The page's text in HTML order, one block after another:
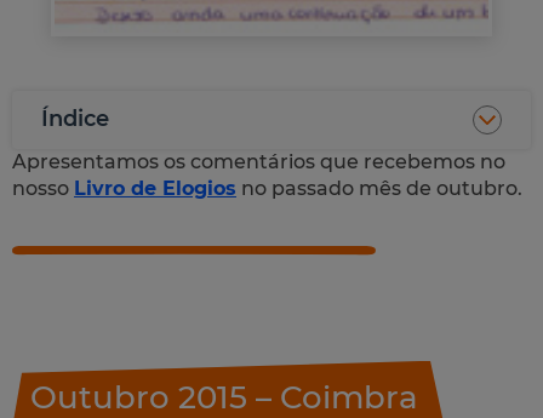
Índice
Apresentamos os comentários que recebemos no
nosso Livro de Elogios no passado mês de outubro.
Outubro 2015 – Coimbra